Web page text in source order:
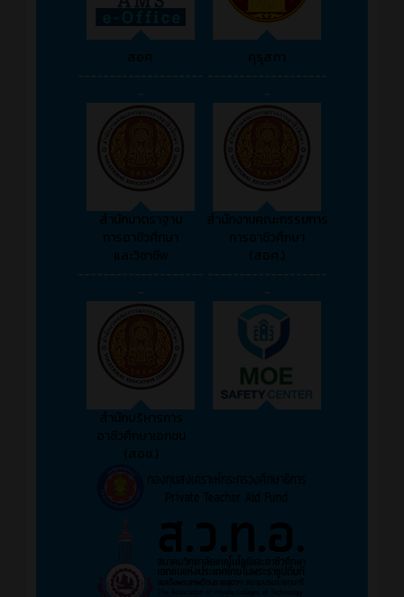
สอศ.
คุรุสภา
--------------------
-
-------------------
-
สำนักมาตราฐาน
การอาชีวศึกษา
และวิชาชีพ
สำนักงานคณะกรรมการ
การอาชีวศึกษา
(สอศ.)
--------------------
-
-------------------
-
สำนักบริหารการ
อาชีวศึกษาเอกชน
(สอช.)